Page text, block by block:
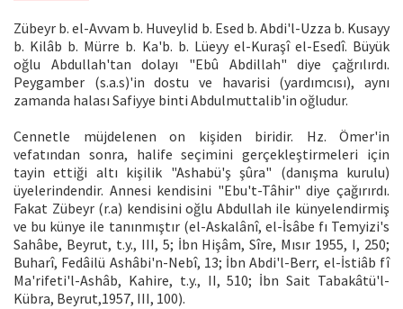
Zübeyr b. el-Avvam b. Huveylid b. Esed b. Abdi'l-Uzza b. Kusayy
b. Kilâb b. Mürre b. Ka'b. b. Lüeyy el-Kuraşî el-Esedî. Büyük
oğlu Abdullah'tan dolayı "Ebû Abdillah" diye çağrılırdı.
Peygamber (s.a.s)'in dostu ve havarisi (yardımcısı), aynı
zamanda halası Safiyye binti Abdulmuttalib'in oğludur.
Cennetle müjdelenen on kişiden biridir. Hz. Ömer'in
vefatından sonra, halife seçimini gerçekleştirmeleri için
tayin ettiği altı kişilik "Ashabü'ş şûra" (danışma kurulu)
üyelerindendir. Annesi kendisini "Ebu't-Tâhir" diye çağırırdı.
Fakat Zübeyr (r.a) kendisini oğlu Abdullah ile künyelendirmiş
ve bu künye ile tanınmıştır (el-Askalânî, el-İsâbe fı Temyizi's
Sahâbe, Beyrut, t.y., III, 5; İbn Hişâm, Sîre, Mısır 1955, I, 250;
Buharî, Fedâilü Ashâbi'n-Nebî, 13; İbn Abdi'l-Berr, el-İstiâb fî
Ma'rifeti'l-Ashâb, Kahire, t.y., II, 510; İbn Sait Tabakâtü'l-
Kübra, Beyrut,1957, III, 100).